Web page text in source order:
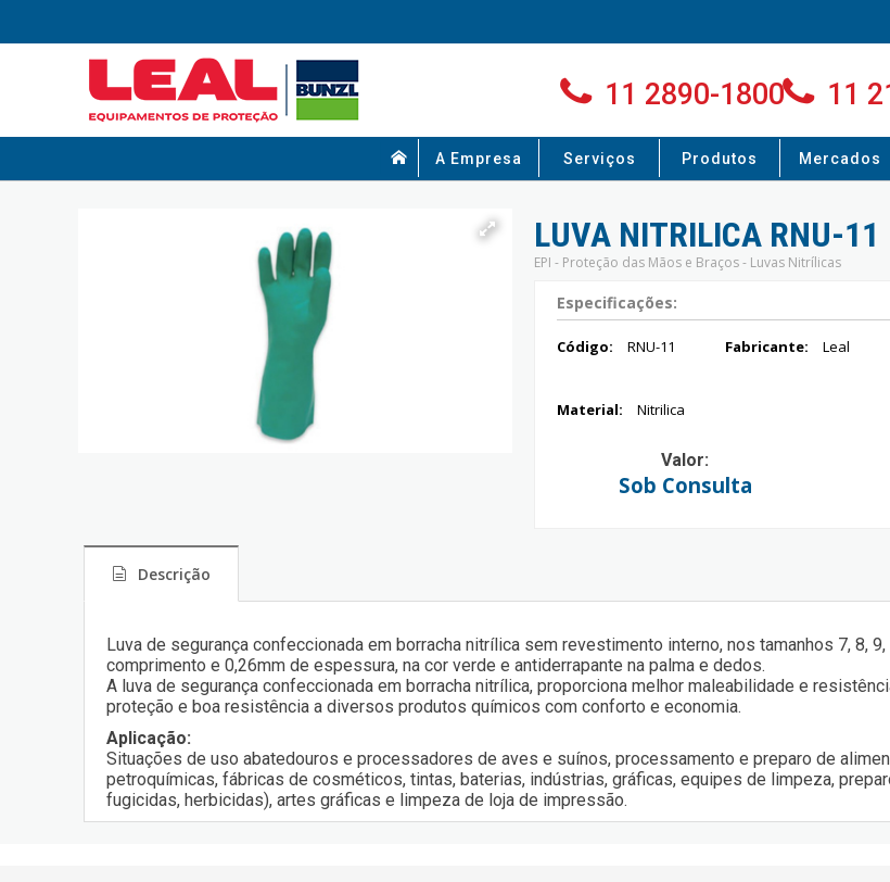
11 2890-1800 11
A Empresa Serviços Produtos Mercados
LUVA NITRILICA RNU-11
EPI - Proteção das Mãos e Braços - Luvas Nitrílicas
Especificações:
Código: RNU-11 Fabricante: Leal
Material: Nitrilica
Valor:
Sob Consulta
Descrição
Luva de segurança confeccionada em borracha nitrílica sem revestimento interno, nos tamanhos 7, 8,
comprimento e 0,26mm de espessura, na cor verde e antiderrapante na palma e dedos.
A luva de segurança confeccionada em borracha nitrílica, proporciona melhor maleabilidade e
proteção e boa resistência a diversos produtos químicos com conforto e economia.
Aplicação:
Situações de uso abatedouros e processadores de aves e suínos, processamento e preparo de
petroquímicas, fábricas de cosméticos, tintas, baterias, indústrias, gráficas, equipes de limpeza,
fugicidas, herbicidas), artes gráficas e limpeza de loja de impressão.